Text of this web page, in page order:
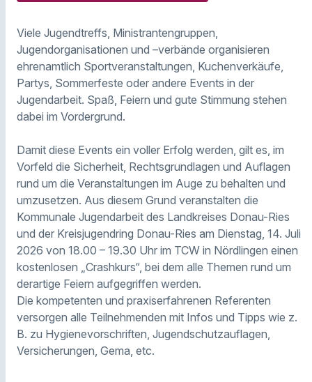
Viele Jugendtreffs, Ministrantengruppen,
Jugendorganisationen und –verbände organisieren
ehrenamtlich Sportveranstaltungen, Kuchenverkäufe,
Partys, Sommerfeste oder andere Events in der
Jugendarbeit. Spaß, Feiern und gute Stimmung stehen
dabei im Vordergrund.
Damit diese Events ein voller Erfolg werden, gilt es, im
Vorfeld die Sicherheit, Rechtsgrundlagen und Auflagen
rund um die Veranstaltungen im Auge zu behalten und
umzusetzen. Aus diesem Grund veranstalten die
Kommunale Jugendarbeit des Landkreises Donau-Ries
und der Kreisjugendring Donau-Ries am Dienstag, 14. Juli
2026 von 18.00 – 19.30 Uhr im TCW in Nördlingen einen
kostenlosen „Crashkurs“, bei dem alle Themen rund um
derartige Feiern aufgegriffen werden.
Die kompetenten und praxiserfahrenen Referenten
versorgen alle Teilnehmenden mit Infos und Tipps wie z.
B. zu Hygienevorschriften, Jugendschutzauflagen,
Versicherungen, Gema, etc.